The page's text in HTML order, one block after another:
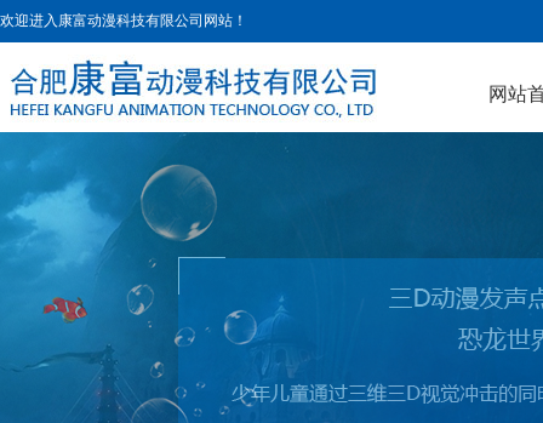
欢迎进入 康富动漫科技有限公司 网站！
网站